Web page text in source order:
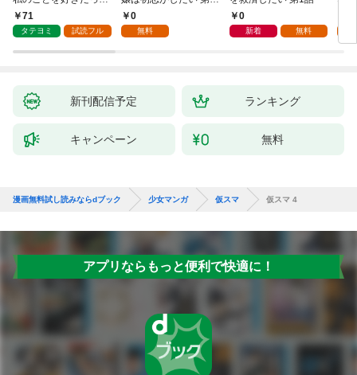
の？
71
タテヨミ 試読フル
話0
無料
0
新着 無料
新刊配信予定 ランキング
キャンペーン 無料
漫画無料試し読みならdブック 少女マンガ 仮スマ 仮スマ 4
アプリならもっと便利で快適に！